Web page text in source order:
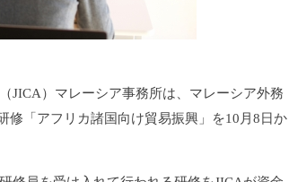
JICA）マレーシア事務所は、 マレーシア外務
修「アフリカ諸国向け貿易振興」
を10月8日か